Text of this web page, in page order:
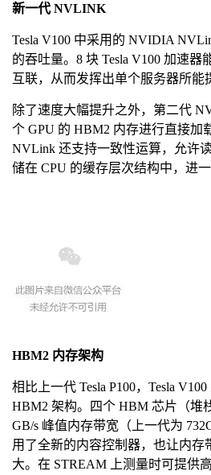
新一代 NVLINK
Tesla V100 中采用的 NVIDIA
的吞吐量。8 块 Tesla V100 加速器
互联，从而发挥出单个服务器所能
除了速度大幅提升之外，第二代
个 GPU 的 HBM2 内存进行直接加
NVLink 还支持一致性运算，允许
储在 CPU 的缓存层次结构中，进一
HBM2 内存架构
相比上一代 Tesla P100，Tesla
HBM2 架构。四个 HBM 芯片（堆
GB/s 峰值内存带宽（上一代为
用了全新的内容控制器，也让内存
大。在 STREAM 上测量时可提供